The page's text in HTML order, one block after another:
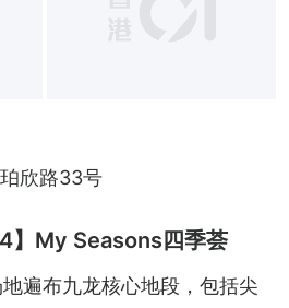
欣路33号
】My Seasons四季荟
遍布九龙核心地段，包括尖